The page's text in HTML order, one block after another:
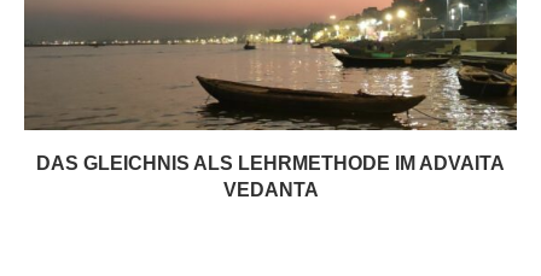
DAS GLEICHNIS ALS LEHRMETHODE IM ADVAITA
VEDANTA